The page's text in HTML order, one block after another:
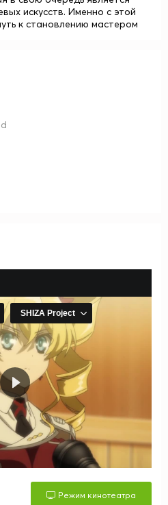
искусств. Именно с этой
к становлению мастером
Режим кинотеатра